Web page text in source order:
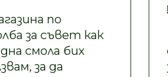
по
за съвет как
смола бих
за да